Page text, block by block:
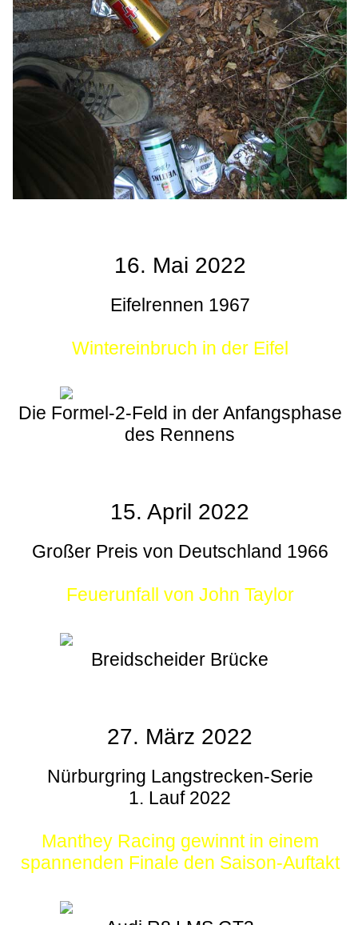
16. Mai 2022
Eifelrennen 1967
Wintereinbruch in der Eifel
Die Formel-2-Feld in der Anfangsphase
des Rennens
15. April 2022
Großer Preis von Deutschland 1966
Feuerunfall von John Taylor
Breidscheider Brücke
27. März 2022
Nürburgring Langstrecken-Serie
1. Lauf 2022
Manthey Racing gewinnt in einem
spannenden Finale den Saison-Auftakt